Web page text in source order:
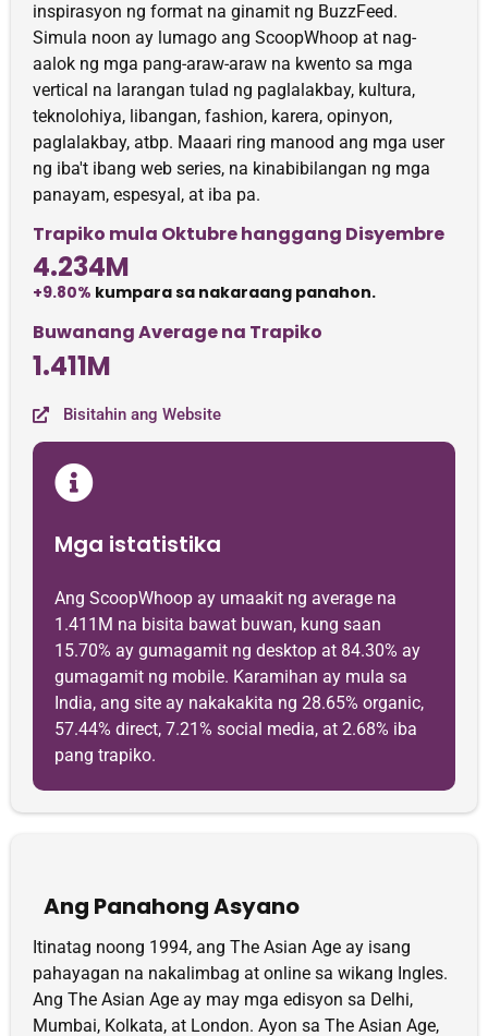
inspirasyon ng format na ginamit ng BuzzFeed.
Simula noon ay lumago ang ScoopWhoop at nag-
aalok ng mga pang-araw-araw na kwento sa mga
vertical na larangan tulad ng paglalakbay, kultura,
teknolohiya, libangan, fashion, karera, opinyon,
paglalakbay, atbp. Maaari ring manood ang mga user
ng iba't ibang web series, na kinabibilangan ng mga
panayam, espesyal, at iba pa.
Trapiko mula Oktubre hanggang Disyembre
4.234M
+9.80% kumpara sa nakaraang panahon.
Buwanang Average na Trapiko
1.411M
Bisitahin ang Website
Mga istatistika
Ang ScoopWhoop ay umaakit ng average na
1.411M na bisita bawat buwan, kung saan
15.70% ay gumagamit ng desktop at 84.30% ay
gumagamit ng mobile. Karamihan ay mula sa
India, ang site ay nakakakita ng 28.65% organic,
57.44% direct, 7.21% social media, at 2.68% iba
pang trapiko.
Ang Panahong Asyano
Itinatag noong 1994, ang The Asian Age ay isang
pahayagan na nakalimbag at online sa wikang Ingles.
Ang The Asian Age ay may mga edisyon sa Delhi,
Mumbai, Kolkata, at London. Ayon sa The Asian Age,